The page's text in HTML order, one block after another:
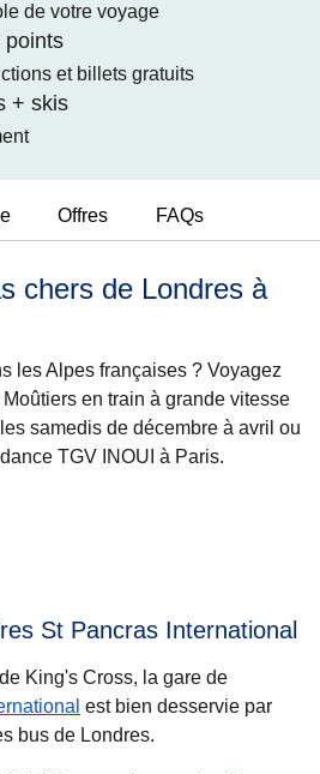
de votre voyage
points
et billets gratuits
+ skis
Offres FAQs
chers de Londres à
les Alpes françaises ? Voyagez
en train à grande vitesse
samedis de décembre à avril ou
TGV INOUI à Paris.
St Pancras International
King's Cross, la gare de
est bien desservie par
bus de Londres.